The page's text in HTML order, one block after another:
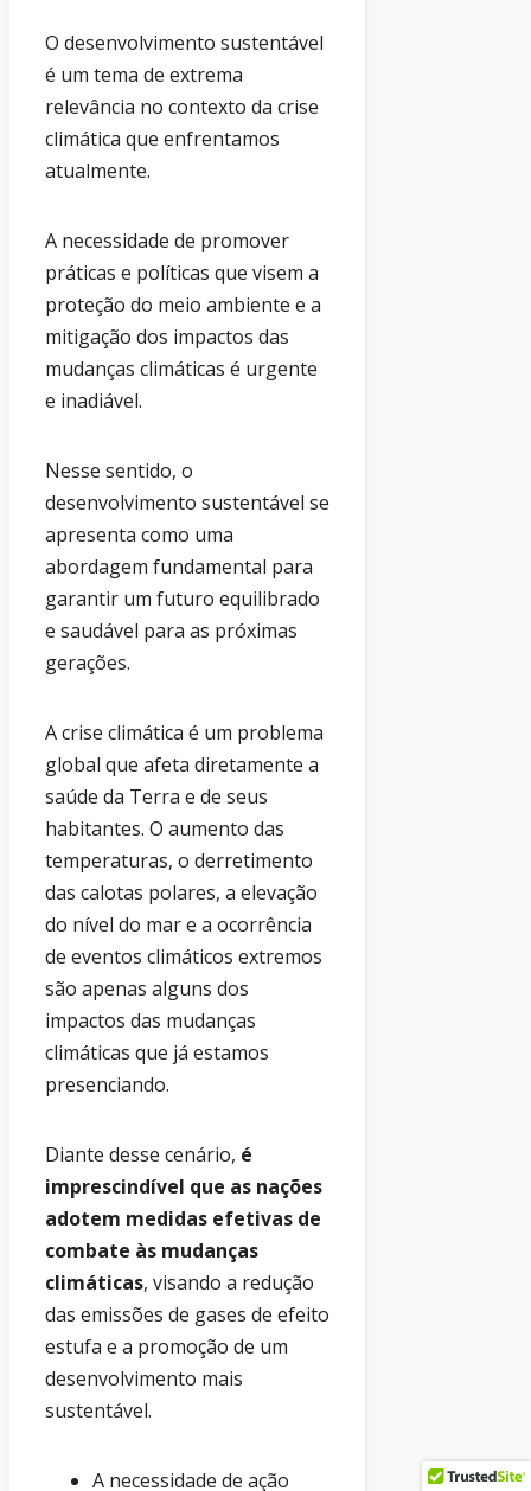
O desenvolvimento sustentável
é um tema de extrema
relevância no contexto da crise
climática que enfrentamos
atualmente.
A necessidade de promover
práticas e políticas que visem a
proteção do meio ambiente e a
mitigação dos impactos das
mudanças climáticas é urgente
e inadiável.
Nesse sentido, o
desenvolvimento sustentável se
apresenta como uma
abordagem fundamental para
garantir um futuro equilibrado
e saudável para as próximas
gerações.
A crise climática é um problema
global que afeta diretamente a
saúde da Terra e de seus
habitantes. O aumento das
temperaturas, o derretimento
das calotas polares, a elevação
do nível do mar e a ocorrência
de eventos climáticos extremos
são apenas alguns dos
impactos das mudanças
climáticas que já estamos
presenciando.
Diante desse cenário, é
imprescindível que as nações
adotem medidas efetivas de
combate às mudanças
climáticas, visando a redução
das emissões de gases de efeito
estufa e a promoção de um
desenvolvimento mais
sustentável.
A necessidade de ação